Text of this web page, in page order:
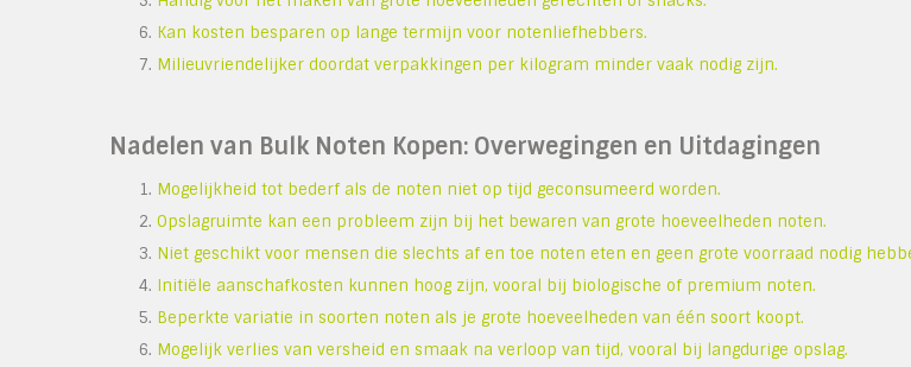
Kan kosten besparen op lange termijn voor notenliefhebbers.
Milieuvriendelijker doordat verpakkingen per kilogram minder vaak nodig zijn.
Nadelen van Bulk Noten Kopen: Overwegingen en Uitdagingen
Mogelijkheid tot bederf als de noten niet op tijd geconsumeerd worden.
Opslagruimte kan een probleem zijn bij het bewaren van grote hoeveelheden noten.
Niet geschikt voor mensen die slechts af en toe noten eten en geen grote voorraad nodig
Initiële aanschafkosten kunnen hoog zijn, vooral bij biologische of premium noten.
Beperkte variatie in soorten noten als je grote hoeveelheden van één soort koopt.
Mogelijk verlies van versheid en smaak na verloop van tijd, vooral bij langdurige opslag.